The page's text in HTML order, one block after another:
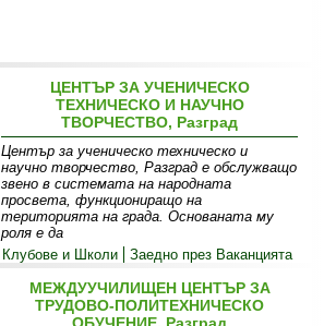
ЦЕНТЪР ЗА УЧЕНИЧЕСКО
ТЕХНИЧЕСКО И НАУЧНО
ТВОРЧЕСТВО, Разград
Център за ученическо техническо и
научно творчество, Разград е обслужващо
звено в системата на народната
просвета, функциониращо на
територията на града. Основаната му
роля е да
Клубове и Школи Заедно през Ваканцията
МЕЖДУУЧИЛИЩЕН ЦЕНТЪР ЗА
ТРУДОВО-ПОЛИТЕХНИЧЕСКО